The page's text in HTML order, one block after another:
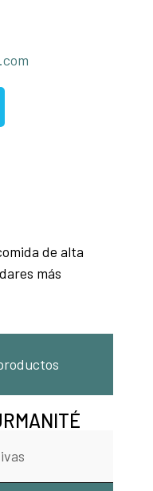
de alta
más